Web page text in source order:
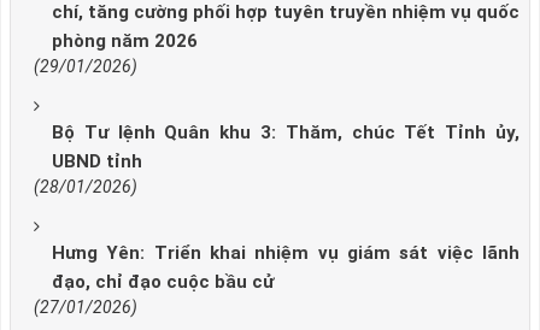
chí, tăng cường phối hợp tuyên truyền nhiệm vụ quốc
phòng năm 2026
(29/01/2026)
Bộ Tư lệnh Quân khu 3: Thăm, chúc Tết Tỉnh ủy,
UBND tỉnh
(28/01/2026)
Hưng Yên: Triển khai nhiệm vụ giám sát việc lãnh
đạo, chỉ đạo cuộc bầu cử
(27/01/2026)